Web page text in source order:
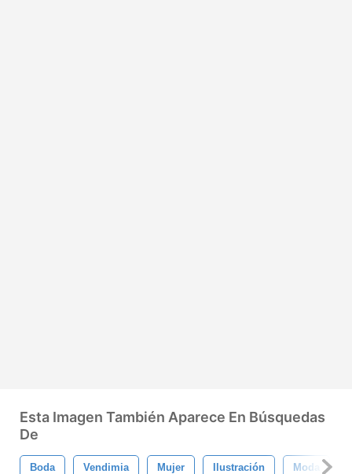
Esta Imagen También Aparece En Búsquedas
De
Boda Vendimia Mujer Ilustración Moda